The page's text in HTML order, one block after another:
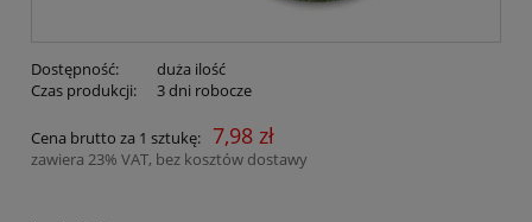
Dostępność:
duża ilość
Czas produkcji:
3 dni robocze
Cena brutto za 1 sztukę: 7,98 zł
zawiera 23% VAT, bez kosztów dostawy